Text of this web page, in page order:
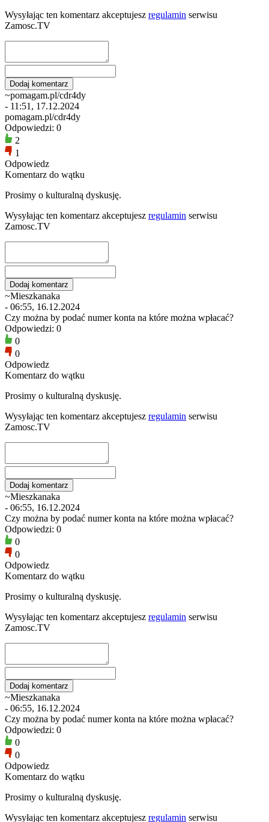
Wysyłając ten komentarz akceptujesz regulamin serwisu
Zamosc.TV
~pomagam.pl/cdr4dy
- 11:51, 17.12.2024
pomagam.pl/cdr4dy
Odpowiedzi: 0
2
1
Odpowiedz
Komentarz do wątku
Prosimy o kulturalną dyskusję.
Wysyłając ten komentarz akceptujesz regulamin serwisu
Zamosc.TV
~Mieszkanaka
- 06:55, 16.12.2024
Czy można by podać numer konta na które można wpłacać?
Odpowiedzi: 0
0
0
Odpowiedz
Komentarz do wątku
Prosimy o kulturalną dyskusję.
Wysyłając ten komentarz akceptujesz regulamin serwisu
Zamosc.TV
~Mieszkanaka
- 06:55, 16.12.2024
Czy można by podać numer konta na które można wpłacać?
Odpowiedzi: 0
0
0
Odpowiedz
Komentarz do wątku
Prosimy o kulturalną dyskusję.
Wysyłając ten komentarz akceptujesz regulamin serwisu
Zamosc.TV
~Mieszkanaka
- 06:55, 16.12.2024
Czy można by podać numer konta na które można wpłacać?
Odpowiedzi: 0
0
0
Odpowiedz
Komentarz do wątku
Prosimy o kulturalną dyskusję.
Wysyłając ten komentarz akceptujesz regulamin serwisu